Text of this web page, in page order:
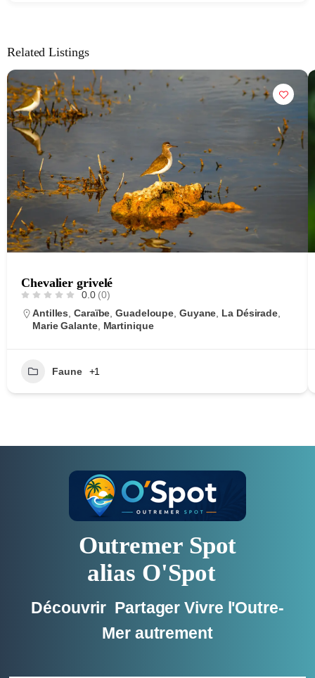
Related Listings
Chevalier grivelé
0.0 (0)
Antilles ,Caraïbe ,Guadeloupe Guyane La Désirade
Marie Galante, Martinique
Faune +1
Outremer Spot
alias O'Spot
Découvrir Partager Vivre l'Outre-
Mer autrement